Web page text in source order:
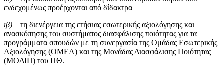
ενδεχομένως προέρχονται από δίδακτρα
ιβ) τη διενέργεια της ετήσιας εσωτερικής αξιολόγησης και
ανασκόπησης του συστήματος διασφάλισης ποιότητας για τα
προγράμματα σπουδών με τη συνεργασία της Ομάδας Εσωτερικής
Αξιολόγησης (ΟΜΕΑ) και της Μονάδας Διασφάλισης Ποιότητας
(ΜΟΔΙΠ) του ΠΘ.